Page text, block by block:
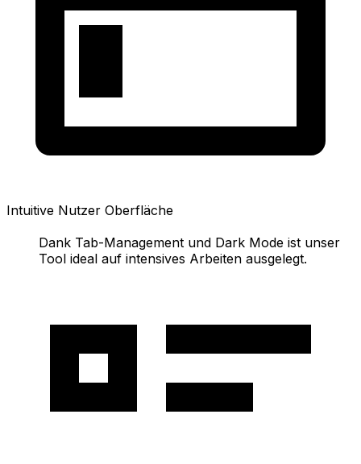
Intuitive Nutzer Oberfläche
Dank Tab-Management und Dark Mode ist unser
Tool ideal auf intensives Arbeiten ausgelegt.